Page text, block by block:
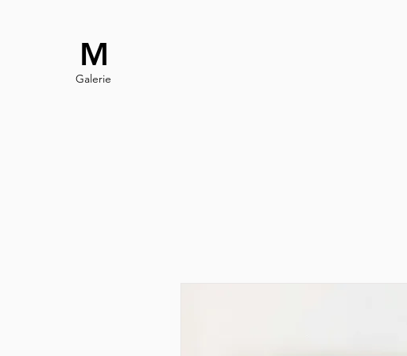
M
Galerie